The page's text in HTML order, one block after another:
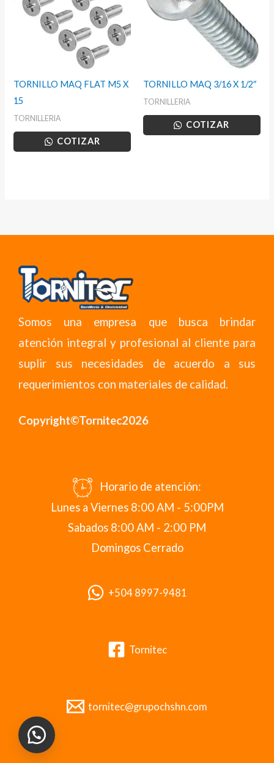
TORNILLO MAQ FLAT M5 X
15
TORNILLERIA
COTIZAR
TORNILLO MAQ 3/16 X 1/2″
TORNILLERIA
COTIZAR
Somos una empresa que busca brindar
atención integral y profesional al cliente para
suplir sus necesidades de acuerdo a sus
requerimientos con materiales de calidad.
Copyright©Tornitec2026
Horario de atención:
Lunes a Viernes 8:00 AM - 5:00PM
Sabados 8:00 AM - 2:00 PM
Domingos Cerrado
+504 8997-9481
Tornitec
tornitec@grupochshn.com